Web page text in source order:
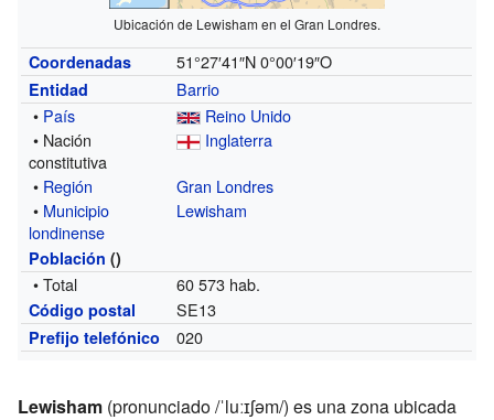
Ubicación de Lewisham en el Gran Londres.
Coordenadas 51°27′41″N 0°00′19″O
Entidad
Barrio
• País
Reino Unido
• Nación
constitutiva
Inglaterra
• Región
Gran Londres
• Municipio
londinense
Lewisham
Población ()
• Total 60 573 hab.
Código postal SE13
Prefijo telefónico 020
Lewisham (pronunciado /ˈluːɪʃəm/) es una zona ubicada